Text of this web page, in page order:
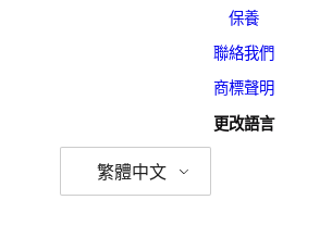
保養
聯絡我們
商標聲明
更改語言
繁體中文